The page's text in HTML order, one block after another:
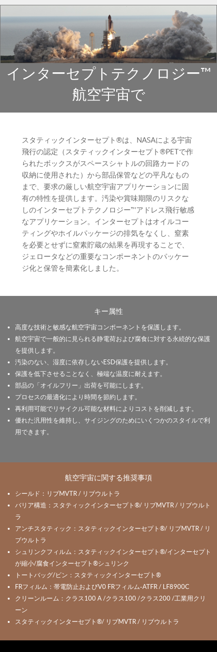
インターセプトテクノロジー™
航空宇宙で
スタティックインターセプト®は、NASAによる宇宙
飛行の認定（スタティックインターセプト®PETで作
られたボックスがスペースシャトルの回路カードの
収納に使用された）から部品保管などの平凡なもの
まで、要求の厳しい航空宇宙アプリケーションに固
有の特性を提供します。汚染や賞味期限のリスクな
しのインターセプトテクノロジー™アドレス飛行敏感
なアプリケーション。インターセプトはオイルコー
ティングやホイルパッケージの排気をなくし、窒素
を必要とせずに窒素貯蔵の結果を再現することで、
ジェロータなどの重要なコンポーネントのパッケー
ジ化と保管を簡素化しました。
キー属性
高度な技術と敏感な航空宇宙コンポーネントを保護します。
航空宇宙で一般的に見られる静電荷および腐食に対する永続的な保護
を提供します。
汚染のない、湿度に依存しないESD保護を提供します。
保護を低下させることなく、極端な温度に耐えます。
部品の「オイルフリー」出荷を可能にします。
プロセスの最適化により時間を節約します。
再利用可能でリサイクル可能な材料によりコストを削減します。
優れた汎用性を維持し、サイジングのためにいくつかのスタイルで利
用できます。
航空宇宙に関する推奨事項
シールド：リブMVTR / リブウルトラ
バリア構造：スタティックインターセプト®/ リブMVTR / リブウルト
ラ
アンチスタティック：スタティックインターセプト®/ リブMVTR / リ
ブウルトラ
シュリンクフィルム：スタティックインターセプト®/インターセプト
が縮小/腐食インターセプト®シュリンク
トートバッグ/ビン：スタティックインターセプト®
FRフィルム：帯電防止およびV0 FRフィルム-ATFR / LF8900C
クリーンルーム：クラス100 A /クラス100 /クラス200 /工業用クリ
ーン
スタティックインターセプト®/ リブMVTR / リブウルトラ